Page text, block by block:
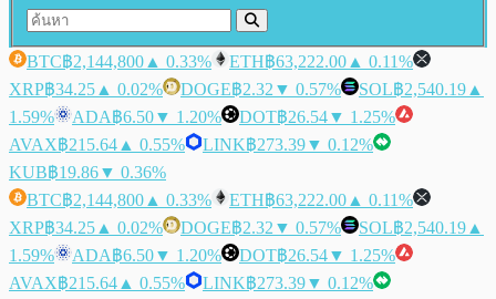
BTC฿2,144,800 ▲ 0.33% ETH฿63,222.00 ▲ 0.11%
XRP฿34.25 ▲ 0.02% DOGE฿2.32 ▼ 0.57% SOL฿2,540.19 ▲
1.59%
ADA฿6.50▼ 1.20% DOT฿26.54▼ 1.25%
AVAX฿215.64 ▲ 0.55% LINK฿273.39▼ 0.12%
KUB฿19.86▼ 0.36%
BTC฿2,144,800 ▲ 0.33% ETH฿63,222.00 ▲ 0.11%
XRP฿34.25 ▲ 0.02% DOGE฿2.32 ▼ 0.57% SOL฿2,540.19 ▲
1.59%
ADA฿6.50▼ 1.20% DOT฿26.54▼ 1.25%
AVAX฿215.64 ▲ 0.55% LINK฿273.39▼ 0.12%